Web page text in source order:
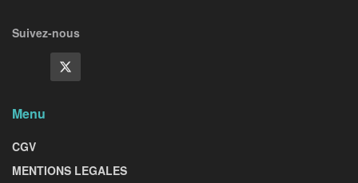
Suivez-nous
Menu
CGV
MENTIONS LEGALES